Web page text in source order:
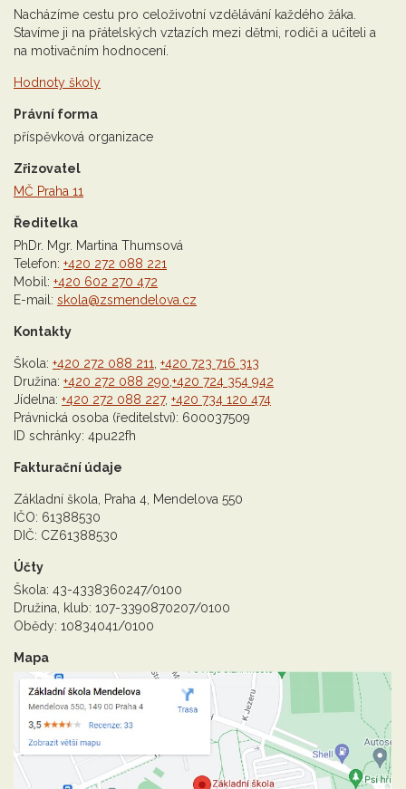
Nacházíme cestu pro celoživotní vzdělávání každého žáka.
Stavíme ji na přátelských vztazích mezi dětmi, rodiči a učiteli a
na motivačním hodnocení.
Hodnoty školy
Právní forma
příspěvková organizace
Zřizovatel
MČ Praha 11
Ředitelka
PhDr. Mgr. Martina Thumsová
Telefon: +420 272 088 221
Mobil: +420 602 270 472
E-mail: skola@zsmendelova.cz
Kontakty
Škola: +420 272 088 211 +420 723 716 313
Družina: +420 272 088 290 +420 724 354 942
Jídelna: +420 272 088 227, +420 734 120 474
Právnická osoba (ředitelství): 600037509
ID schránky: 4pu22fh
Fakturační údaje
Základní škola, Praha 4, Mendelova 550
IČO: 61388530
DIČ: CZ61388530
Účty
Škola: 43-4338360247/0100
Družina, klub: 107-3390870207/0100
Obědy: 10834041/0100
Mapa